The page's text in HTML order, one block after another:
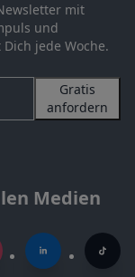
mit
und
jede Woche.
Gratis
anfordern
Medien